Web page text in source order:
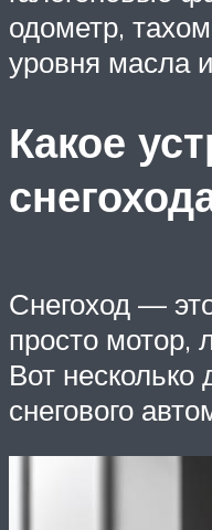
одометр,
уровня масла
Какое
Снегоход —
просто мотор,
Вот несколько
снегового